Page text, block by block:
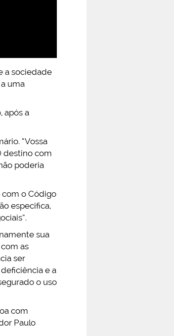
a sociedade
uma
após a
“Vossa
destino com
poderia
com o Código
especifica,
sua
as
ser
e a
o uso
com
Paulo